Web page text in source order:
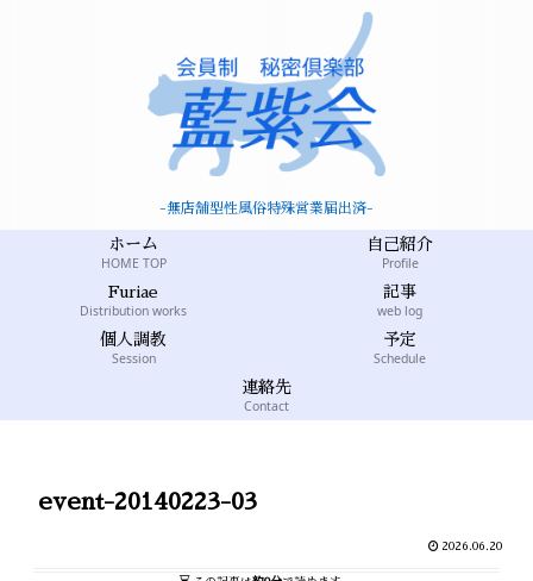
-無店舗型性風俗特殊営業届出済-
ホーム
HOME TOP
自己紹介
Profile
Furiae
Distribution works
記事
web log
個人調教
Session
予定
Schedule
連絡先
Contact
event-20140223-03
2026.06.20